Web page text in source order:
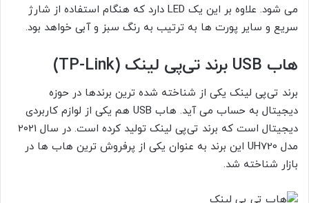
می‌ شود. علاوه بر این یک LED دارد که هنگام استفاده از شارژ
سریع و سایر پورت ها به ترتیب به رنگ سبز و آبی خواهد بود.
هاب USB برند تی‌پی لینک (TP-Link)
برند تی‌پی لینک یکی از شناخته شده ترین برندها در حوزه
دیجیتال به حساب می آید. هاب USB هم یکی از لوازم کاربردی
دیجیتال است که برند تی‌پی لینک تولید کرده است. در سال 2021
مدل UH720 این برند به عنوان یکی از پرفروش ترین هاب ها در
بازار شناخته شد.